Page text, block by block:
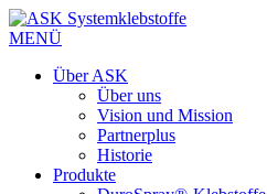
MENÜ
Über ASK
Über uns
Vision und Mission
Partnerplus
Historie
Produkte